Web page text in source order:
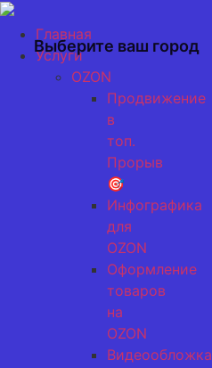
Перейти
содержимому
Главная
Услуги
OZON
Продвижение
в
топ.
Прорыв
🎯
Инфографика
для
OZON
Оформление
товаров
на
OZON
Видеообложка
Выберите ваш город